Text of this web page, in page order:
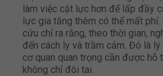
làm việc cật lực hơn để lấp đầy
lực gia tăng thêm có thể mất phí.
cứu chỉ ra rằng, theo thời gian,
đến cách ly và trầm cảm. Đó là
cơ quan quan trọng cần được hỗ
không chỉ đôi tai.